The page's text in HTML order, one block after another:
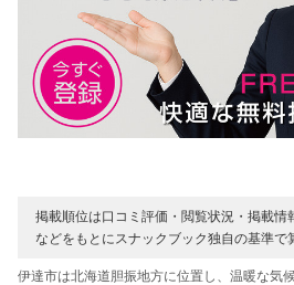
掲載順位は口コミ評価・閲覧状況・掲載情
などをもとにスナックブック独自の基準で
伊達市は北海道胆振地方に位置し、温暖な気